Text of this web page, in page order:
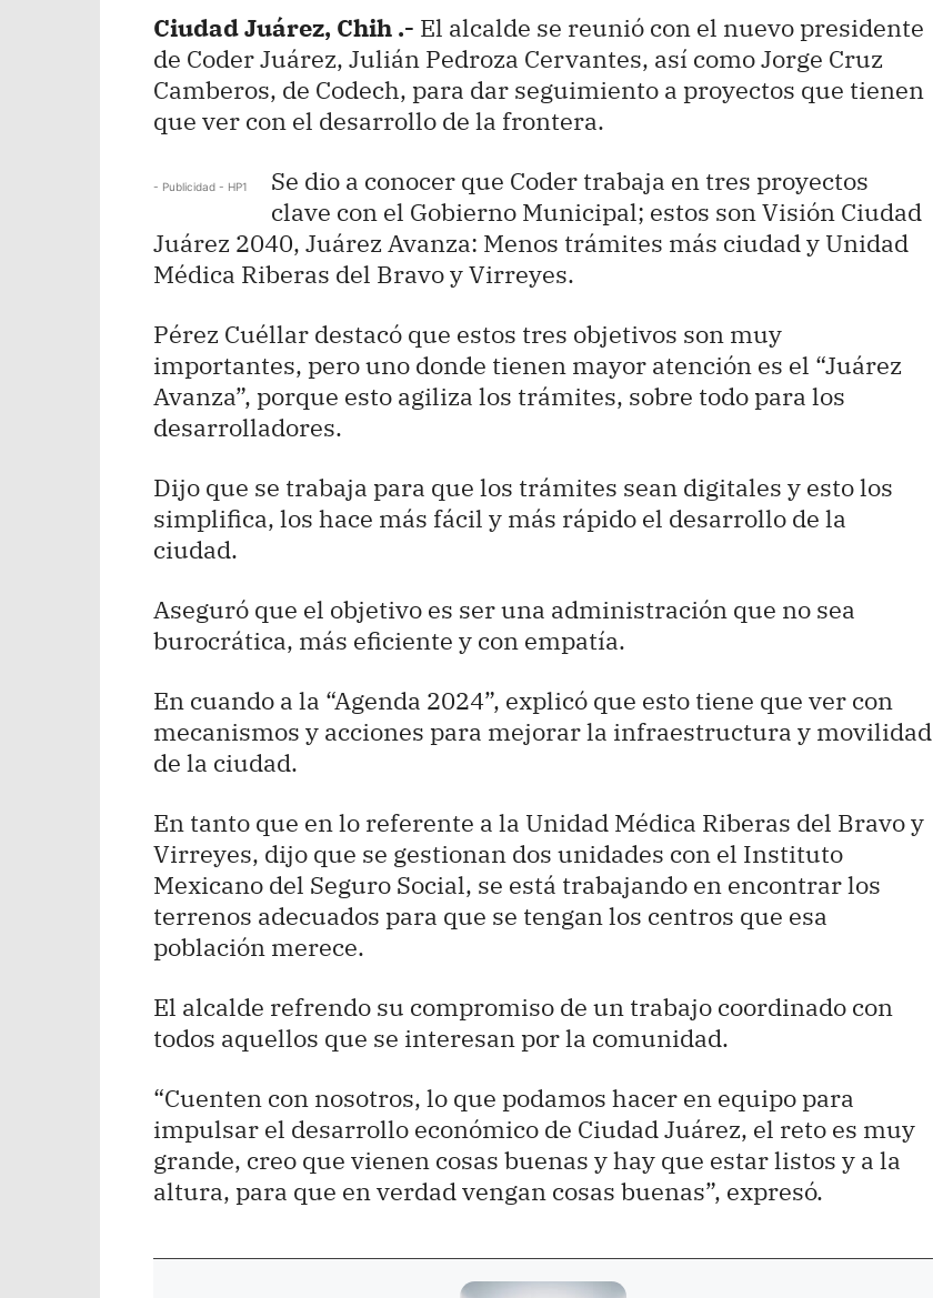
Ciudad Juárez, Chih .- El alcalde se reunió con el nuevo presidente
de Coder Juárez, Julián Pedroza Cervantes, así como Jorge Cruz
Camberos, de Codech, para dar seguimiento a proyectos que tienen
que ver con el desarrollo de la frontera.
- Publicidad - HP1
Se dio a conocer que Coder trabaja en tres proyectos
clave con el Gobierno Municipal; estos son Visión Ciudad
Juárez 2040, Juárez Avanza: Menos trámites más ciudad y Unidad
Médica Riberas del Bravo y Virreyes.
Pérez Cuéllar destacó que estos tres objetivos son muy
importantes, pero uno donde tienen mayor atención es el “Juárez
Avanza”, porque esto agiliza los trámites, sobre todo para los
desarrolladores.
Dijo que se trabaja para que los trámites sean digitales y esto los
simplifica, los hace más fácil y más rápido el desarrollo de la
ciudad.
Aseguró que el objetivo es ser una administración que no sea
burocrática, más eficiente y con empatía.
En cuando a la “Agenda 2024”, explicó que esto tiene que ver con
mecanismos y acciones para mejorar la infraestructura y movilidad
de la ciudad.
En tanto que en lo referente a la Unidad Médica Riberas del Bravo y
Virreyes, dijo que se gestionan dos unidades con el Instituto
Mexicano del Seguro Social, se está trabajando en encontrar los
terrenos adecuados para que se tengan los centros que esa
población merece.
El alcalde refrendo su compromiso de un trabajo coordinado con
todos aquellos que se interesan por la comunidad.
“Cuenten con nosotros, lo que podamos hacer en equipo para
impulsar el desarrollo económico de Ciudad Juárez, el reto es muy
grande, creo que vienen cosas buenas y hay que estar listos y a la
altura, para que en verdad vengan cosas buenas”, expresó.